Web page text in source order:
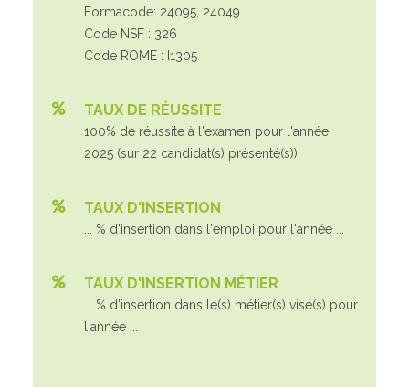
Formacode: 24095, 24049
Code NSF : 326
Code ROME : I1305
TAUX DE RÉUSSITE
100% de réussite à l'examen pour l'année
2025 (sur 22 candidat(s) présenté(s))
TAUX D'INSERTION
... % d'insertion dans l'emploi pour l'année ...
TAUX D'INSERTION MÉTIER
... % d'insertion dans le(s) métier(s) visé(s) pour
l'année ...